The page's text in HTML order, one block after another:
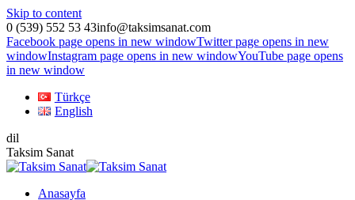
Skip to content
0 (539) 552 53 43info@taksimsanat.com
Facebook page opens in new windowTwitter page opens in new
windowInstagram page opens in new windowYouTube page opens
in new window
Türkçe
English
dil
Taksim Sanat
Anasayfa